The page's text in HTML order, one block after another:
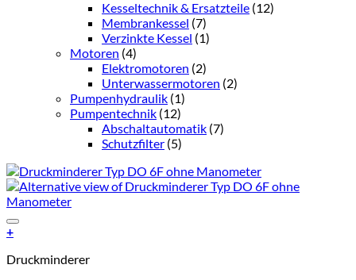
Kesseltechnik & Ersatzteile (12)
Membrankessel (7)
Verzinkte Kessel (1)
Motoren (4)
Elektromotoren (2)
Unterwassermotoren (2)
Pumpenhydraulik (1)
Pumpentechnik (12)
Abschaltautomatik (7)
Schutzfilter (5)
+
Produkt
Druckminderer